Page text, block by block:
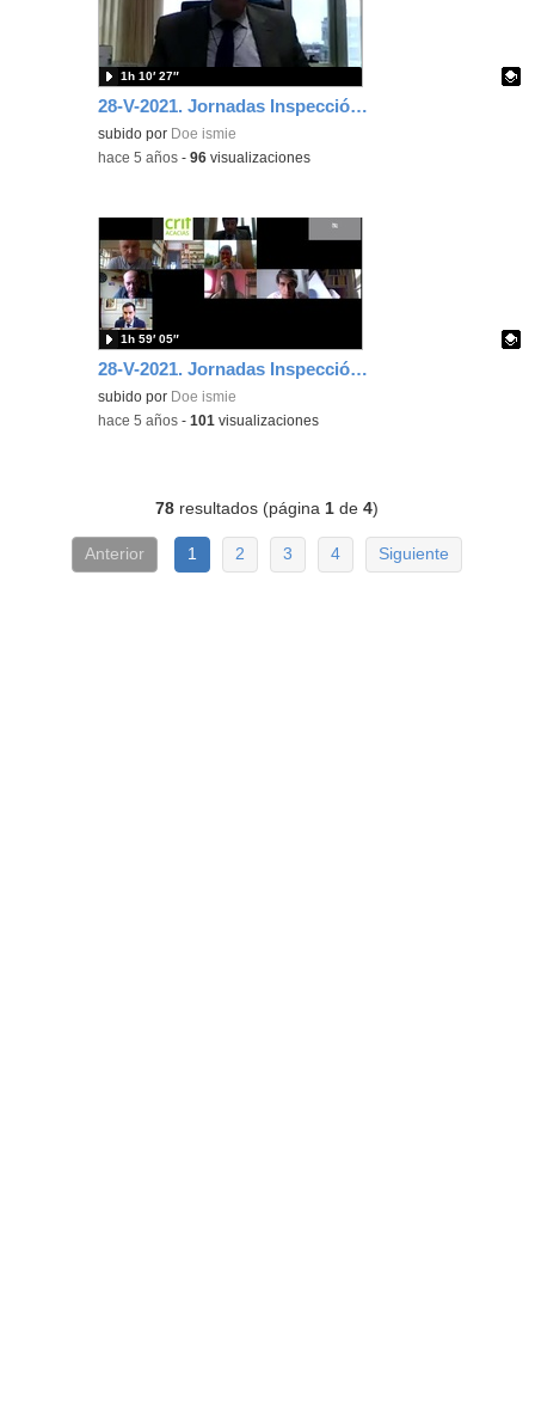
28-V-2021. Jornadas Inspección Parte 3. D. Josep M. Duart.
Contenido educativo.
subido por Doe ismie
1h 10′ 27″
-hace 5 años -96 visualizaciones
28-V-2021. Jornadas Inspección Parte 2. D. David Cervera y D. Fernando García.
Contenido educativo.
subido por Doe ismie
1h 59′ 05″
-hace 5 años -101 visualizaciones
78 resultados (página 1 de4)
Anterior 1 2 3 4 Siguiente